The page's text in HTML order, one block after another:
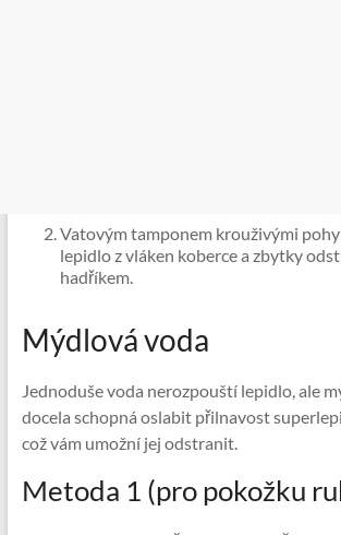
Vatovým tamponem krouživými
lepidlo z vláken koberce a zbytky
hadříkem.
Mýdlová voda
Jednoduše voda nerozpouští lepidlo, ale
docela schopná oslabit přilnavost
což vám umožní jej odstranit.
Metoda 1 (pro pokožku